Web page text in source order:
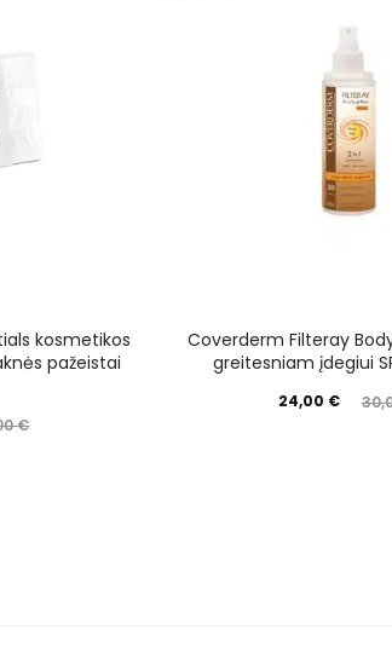
kosmetikos
pažeistai
€
Coverderm Filteray
greitesniam įdegiui
24,00 €